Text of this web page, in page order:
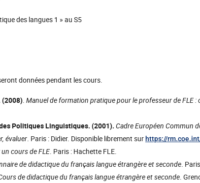
des langues 1 » au S5
données pendant les cours.
(2008). Manuel de formation pratique pour le professeur de FLE
Politiques Linguistiques. (2001). Cadre Européen Commun
évaluer. Paris : Didier. Disponible librement sur https://
cours de FLE. Paris : Hachette FLE.
de didactique du français langue étrangère et seconde.
de didactique du français langue étrangère et seconde.